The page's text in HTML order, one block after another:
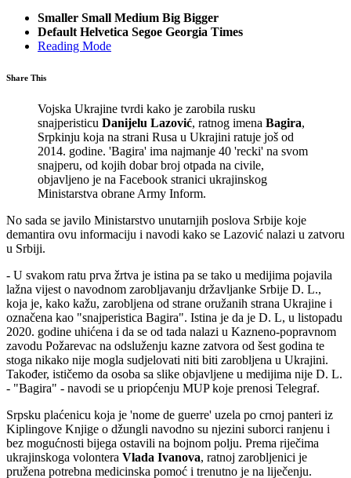
Smaller Small Medium Big Bigger
Default Helvetica Segoe Georgia Times
Reading Mode
Share This
Vojska Ukrajine tvrdi kako je zarobila rusku
snajperisticu Danijelu Lazović, ratnog imena Bagira,
Srpkinju koja na strani Rusa u Ukrajini ratuje još od
2014. godine. 'Bagira' ima najmanje 40 'recki' na svom
snajperu, od kojih dobar broj otpada na civile,
objavljeno je na Facebook stranici ukrajinskog
Ministarstva obrane Army Inform.
No sada se javilo Ministarstvo unutarnjih poslova Srbije koje
demantira ovu informaciju i navodi kako se Lazović nalazi u zatvoru
u Srbiji.
- U svakom ratu prva žrtva je istina pa se tako u medijima pojavila
lažna vijest o navodnom zarobljavanju državljanke Srbije D. L.,
koja je, kako kažu, zarobljena od strane oružanih strana Ukrajine i
označena kao "snajperistica Bagira". Istina je da je D. L, u listopadu
2020. godine uhićena i da se od tada nalazi u Kazneno-popravnom
zavodu Požarevac na odsluženju kazne zatvora od šest godina te
stoga nikako nije mogla sudjelovati niti biti zarobljena u Ukrajini.
Također, ističemo da osoba sa slike objavljene u medijima nije D. L.
- "Bagira" - navodi se u priopćenju MUP koje prenosi Telegraf.
Srpsku plaćenicu koja je 'nome de guerre' uzela po crnoj panteri iz
Kiplingove Knjige o džungli navodno su njezini suborci ranjenu i
bez mogućnosti bijega ostavili na bojnom polju. Prema riječima
ukrajinskoga volontera Vlada Ivanova, ratnoj zarobljenici je
pružena potrebna medicinska pomoć i trenutno je na liječenju.